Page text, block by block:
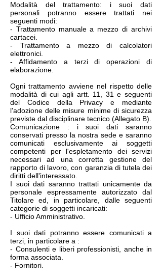
Modalità del trattamento: i suoi dati
personali potranno essere trattati nei
seguenti modi:
- Trattamento manuale a mezzo di archivi
cartacei.
- Trattamento a mezzo di calcolatori
elettronici.
- Affidamento a terzi di operazioni di
elaborazione.
Ogni trattamento avviene nel rispetto delle
modalità di cui agli artt. 11, 31 e seguenti
del Codice della Privacy e mediante
l'adozione delle misure minime di sicurezza
previste dal disciplinare tecnico (Allegato B).
Comunicazione : i suoi dati saranno
conservati presso la nostra sede e saranno
comunicati esclusivamente ai soggetti
competenti per l'espletamento dei servizi
necessari ad una corretta gestione del
rapporto di lavoro, con garanzia di tutela dei
diritti dell'interessato.
I suoi dati saranno trattati unicamente da
personale espressamente autorizzato dal
Titolare ed, in particolare, dalle seguenti
categorie di soggetti incaricati:
- Ufficio Amministrativo.
I suoi dati potranno essere comunicati a
terzi, in particolare a :
- Consulenti e liberi professionisti, anche in
forma associata.
- Fornitori.